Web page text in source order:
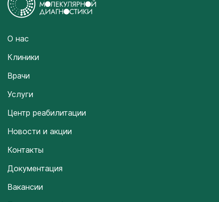
О нас
Клиники
Врачи
Услуги
Центр реабилитации
Новости и акции
Контакты
Документация
Вакансии